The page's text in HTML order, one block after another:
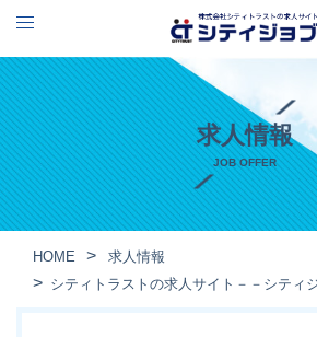
求人情報
JOB OFFER
HOME
求人情報
シティトラストの求人サイト－－シティ